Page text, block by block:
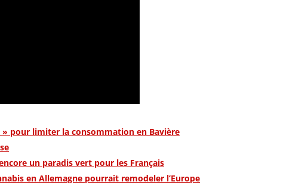
pour limiter la consommation en Bavière
un paradis vert pour les Français
en Allemagne pourrait remodeler l’Europe